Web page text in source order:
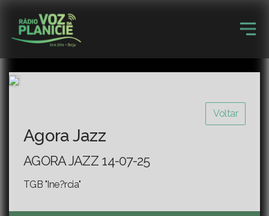
Voltar
Agora Jazz
AGORA JAZZ 14-07-25
TGB "Ine?rcia"